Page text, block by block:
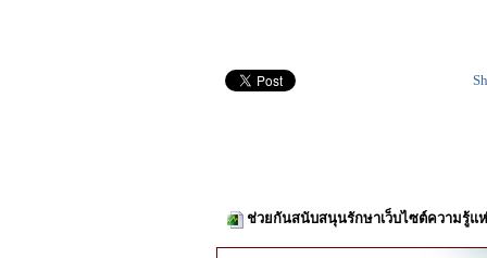
ช่วยกันสนับสนุนรักษาเว็บไซต์ความรู้แ